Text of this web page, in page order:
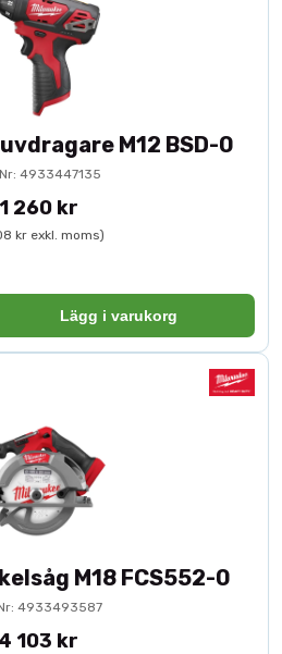
M12 BSD-0
4933447135
1 260 kr
kr exkl. moms)
Lägg i varukorg
M18 FCS552-0
4933493587
4 103 kr